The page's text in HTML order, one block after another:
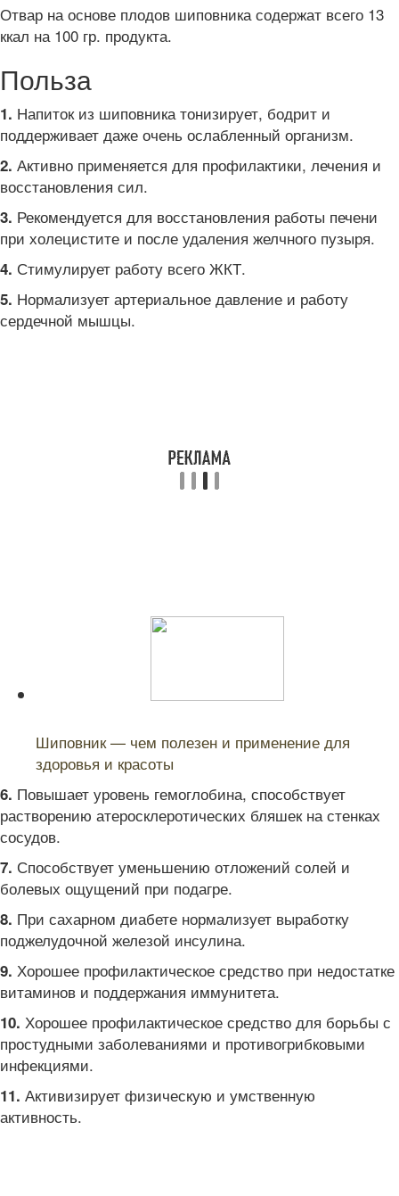
Отвар на основе плодов шиповника содержат всего 13
ккал на 100 гр. продукта.
Польза
1. Напиток из шиповника тонизирует, бодрит и
поддерживает даже очень ослабленный организм.
2. Активно применяется для профилактики, лечения и
восстановления сил.
3. Рекомендуется для восстановления работы печени
при холецистите и после удаления желчного пузыря.
4. Стимулирует работу всего ЖКТ.
5. Нормализует артериальное давление и работу
сердечной мышцы.
Шиповник — чем полезен и применение для
здоровья и красоты
6. Повышает уровень гемоглобина, способствует
растворению атеросклеротических бляшек на стенках
сосудов.
7. Способствует уменьшению отложений солей и
болевых ощущений при подагре.
8. При сахарном диабете нормализует выработку
поджелудочной железой инсулина.
9. Хорошее профилактическое средство при недостатке
витаминов и поддержания иммунитета.
10. Хорошее профилактическое средство для борьбы с
простудными заболеваниями и противогрибковыми
инфекциями.
11. Активизирует физическую и умственную
активность.